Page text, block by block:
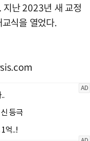
지난 2023년 새 교정
식을 열었다.